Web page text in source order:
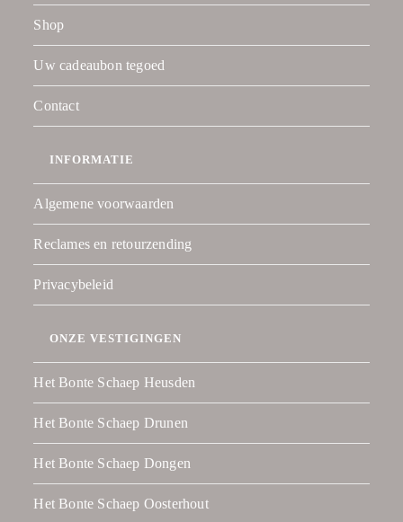
Shop
Uw cadeaubon tegoed
Contact
INFORMATIE
Algemene voorwaarden
Reclames en retourzending
Privacybeleid
ONZE VESTIGINGEN
Het Bonte Schaep Heusden
Het Bonte Schaep Drunen
Het Bonte Schaep Dongen
Het Bonte Schaep Oosterhout